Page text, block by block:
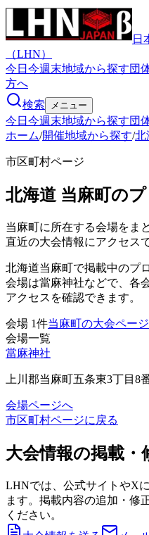
日
（LHN）
今日 今週末地域から探す団
方へ
検索
メニュー
今日 今週末地域から探す団
ホーム/開催地域から探す/北
市区町村ページ
北海道 当麻町の
当麻町に所在する会場をま
直近の大会情報にアクセス
北海道当麻町で掲載中のプ
会場は當麻神社などで、各
アクセスを確認できます。
会場 1件当麻町の大会ペー
会場一覧
當麻神社
上川郡当麻町五条東3丁目8
会場ページへ
市区町村ページに戻る
大会情報の掲載・
LHNでは、公式サイトやX
ます。掲載内容の追加・修
ください。